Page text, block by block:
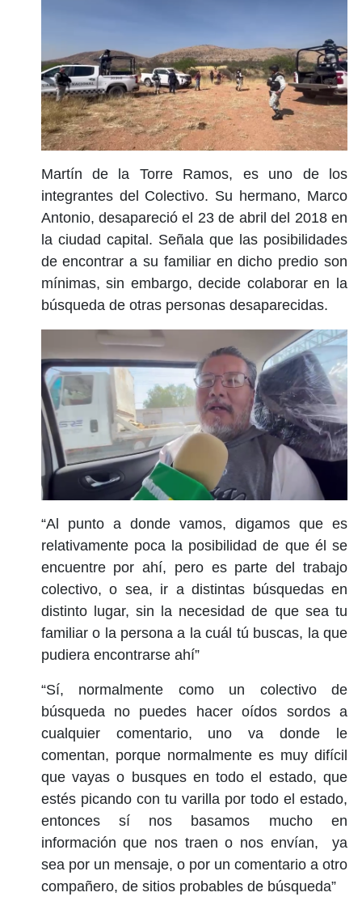
Martín de la Torre Ramos, es uno de los
integrantes del Colectivo. Su hermano, Marco
Antonio, desapareció el 23 de abril del 2018 en
la ciudad capital. Señala que las posibilidades
de encontrar a su familiar en dicho predio son
mínimas, sin embargo, decide colaborar en la
búsqueda de otras personas desaparecidas.
“Al punto a donde vamos, digamos que es
relativamente poca la posibilidad de que él se
encuentre por ahí, pero es parte del trabajo
colectivo, o sea, ir a distintas búsquedas en
distinto lugar, sin la necesidad de que sea tu
familiar o la persona a la cuál tú buscas, la que
pudiera encontrarse ahí”
“Sí, normalmente como un colectivo de
búsqueda no puedes hacer oídos sordos a
cualquier comentario, uno va donde le
comentan, porque normalmente es muy difícil
que vayas o busques en todo el estado, que
estés picando con tu varilla por todo el estado,
entonces sí nos basamos mucho en
información que nos traen o nos envían, ya
sea por un mensaje, o por un comentario a otro
compañero, de sitios probables de búsqueda”